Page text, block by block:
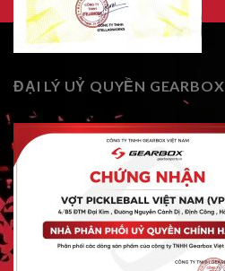
ĐẠI LÝ UỶ QUYỀN GEARBOX